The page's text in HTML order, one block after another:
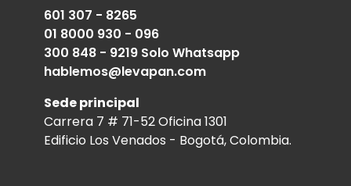
601 307 - 8265
01 8000 930 - 096
300 848 - 9219 Solo Whatsapp
hablemos@levapan.com
Sede principal
Carrera 7 # 71-52 Oficina 1301
Edificio Los Venados - Bogotá, Colombia.